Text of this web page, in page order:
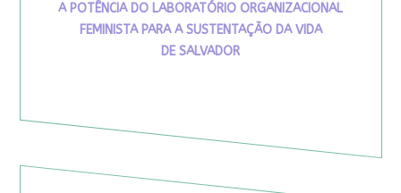
A POTÊNCIA DO LABORATÓRIO ORGANIZACIONAL
FEMINISTA PARA A SUSTENTAÇÃO DA VIDA
DE SALVADOR